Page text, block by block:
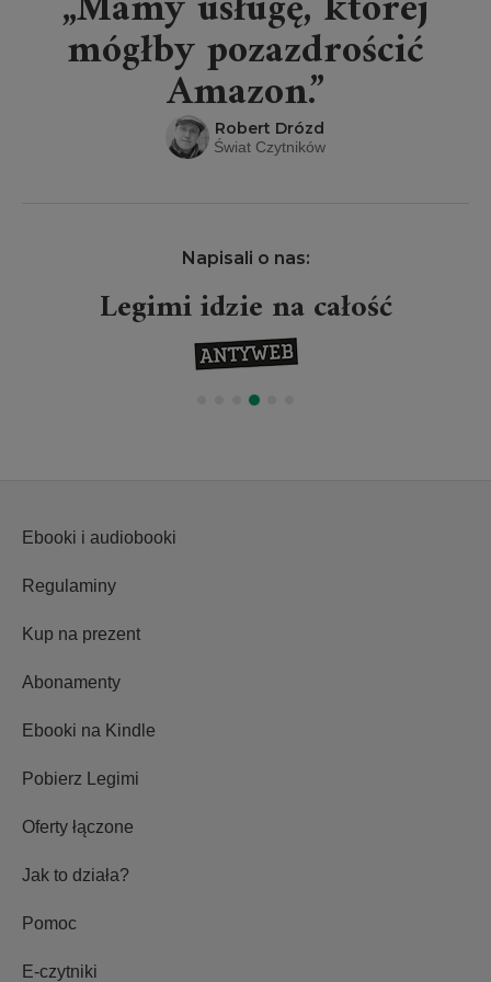
mógłby pozazdrościć
Amazon.”
Robert Drózd
Świat Czytników
Napisali o nas:
Legimi idzie na całość
Ebooki i audiobooki
Regulaminy
Kup na prezent
Abonamenty
Ebooki na Kindle
Pobierz Legimi
Oferty łączone
Jak to działa?
Pomoc
E-czytniki